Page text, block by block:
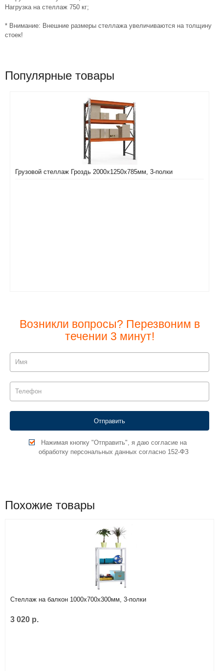
Нагрузка на стеллаж 750 кг;
* Внимание: Внешние размеры стеллажа увеличиваются на толщину
стоек!
Популярные товары
Грузовой стеллаж Гроздь 2000х1250х785мм, 3-полки
Возникли вопросы? Перезвоним в
течении 3 минут!
Нажимая кнопку "Отправить", я даю согласие на
обработку персональных данных согласно 152-ФЗ
Похожие товары
Стеллаж на балкон 1000х700х300мм, 3-полки
3 020 р.